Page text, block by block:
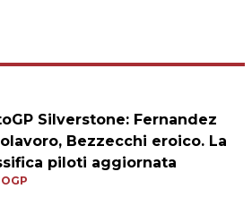
Silverstone: Fernandez
Bezzecchi eroico. La
piloti aggiornata